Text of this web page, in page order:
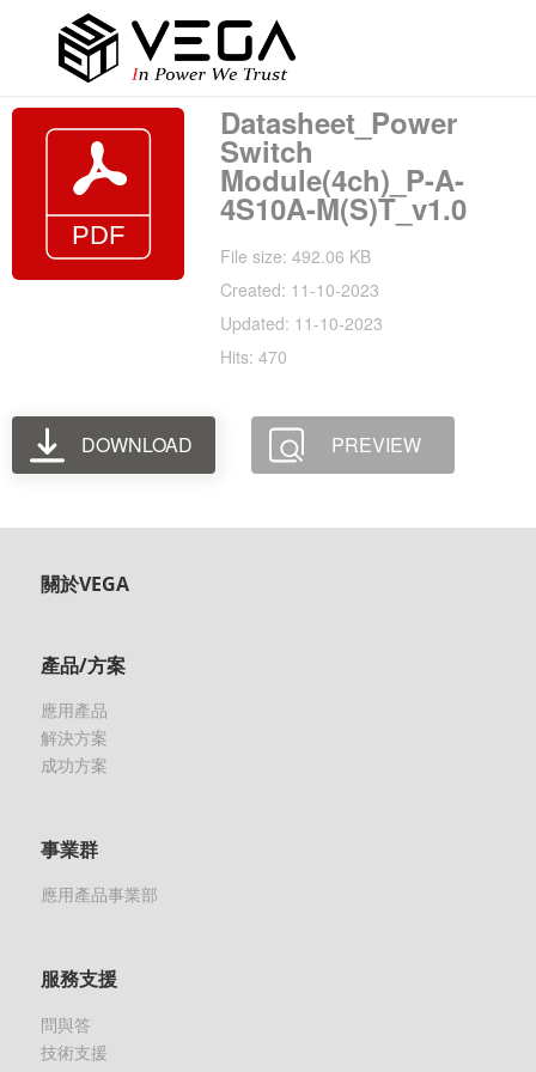
Datasheet_Power
Switch
Module(4ch)_P-A-
4S10A-M(S)T_v1.0
File size: 492.06 KB
Created: 11-10-2023
Updated: 11-10-2023
Hits: 470
DOWNLOAD PREVIEW
關於VEGA
產品/方案
應用產品
解決方案
成功方案
事業群
應用產品事業部
服務支援
問與答
技術支援